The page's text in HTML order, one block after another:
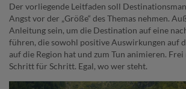
Der vorliegende Leitfaden soll
Angst vor der „Größe“ des Themas nehmen.
Anleitung sein, um die Destination auf eine
führen, die sowohl positive Auswirkungen auf
auf die Region hat und zum Tun animieren.
Schritt für Schritt. Egal, wo wer steht.